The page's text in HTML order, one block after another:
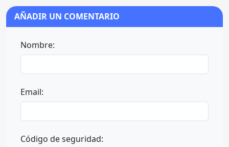
AÑADIR UN COMENTARIO
Nombre:
Email:
Código de seguridad: